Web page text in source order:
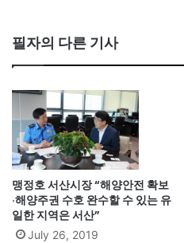
필자의 다른 기사
맹정호 서산시장 “해양안전 확보
·해양주권 수호 완수할 수 있는 유
일한 지역은 서산”
July 26, 2019